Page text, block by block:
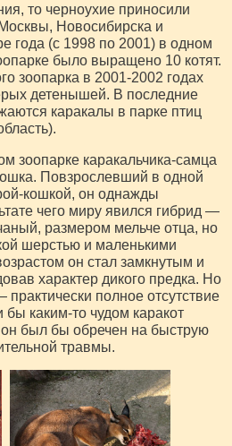
то черноухие приносили
Новосибирска и
года (с 1998 по 2001) в одном
было выращено 10 котят.
зоопарка в 2001-2002 годах
детенышей. В последние
каракалы в парке птиц
зоопарке каракальчика-самца
Повзрослевший в одной
кошкой, он однажды
чего миру явился гибрид —
размером мельче отца, но
шерстью и маленькими
он стал замкнутым и
характер дикого предка. Но
полное отсутствие
бы каким-то чудом каракот
был бы обречен на быструю
травмы.